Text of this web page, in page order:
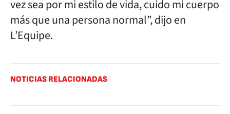
vez sea por mi estilo de vida, cuido mi cuerpo
más que una persona normal”, dijo en
L’Equipe.
NOTICIAS RELACIONADAS